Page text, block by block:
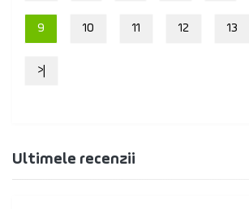
9 10 11 12 13
>|
Ultimele recenzii